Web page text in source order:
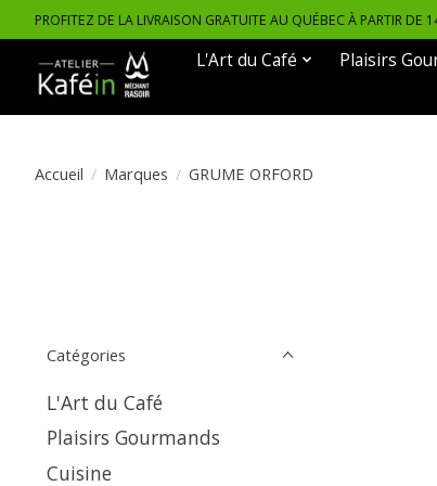
PROFITEZ DE LA LIVRAISON GRATUITE AU QUÉBEC À PARTIR DE
L'Art du Café Plaisirs
Accueil / Marques / GRUME ORFORD
Catégories
L'Art du Café
Plaisirs Gourmands
Cuisine